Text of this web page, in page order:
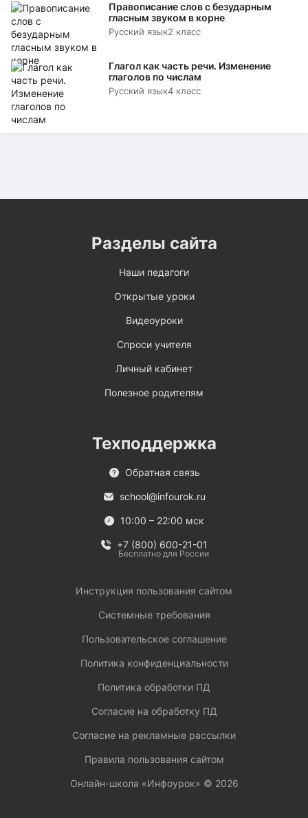
Правописание слов с безударным
гласным звуком в корне
Русский язык2 класс
Глагол как часть речи. Изменение
глаголов по числам
Русский язык4 класс
Разделы сайта
Наши педагоги
Открытые уроки
Видеоуроки
Спроси учителя
Личный кабинет
Полезное родителям
Техподдержка
Обратная связь
school@infourok.ru
10:00 – 22:00 мск
+7 (800) 600-21-01
Бесплатно для России
Инструкция пользования сайтом
Системные требования
Пользовательское соглашение
Политика конфиденциальности
Политика обработки ПД
Согласие на обработку ПД
Согласие на рекламные рассылки
Правила пользования сайтом
Онлайн-школа «Инфоурок» © 2026